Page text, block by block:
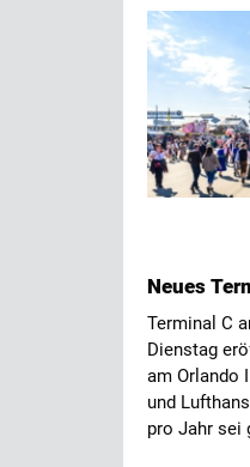
Neues
Terminal C
Dienstag
am Orlando
und
pro Jahr sei